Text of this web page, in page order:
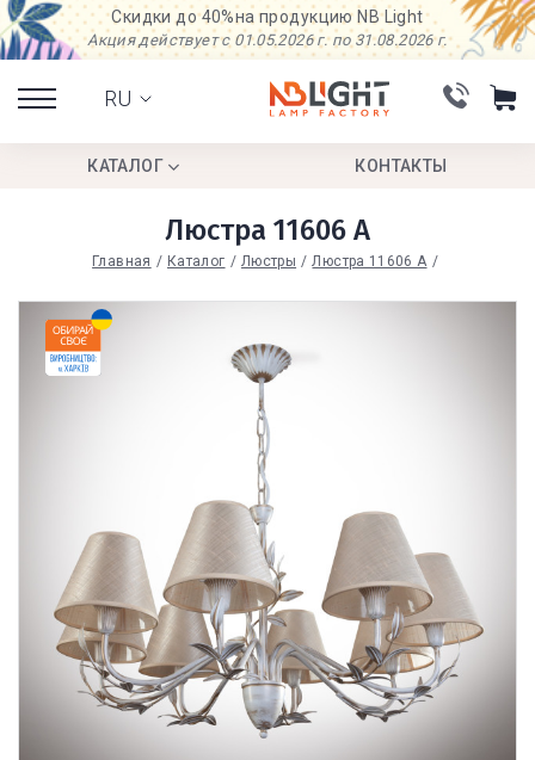
Скидки до 40%на продукцию NB Light
Акция действует с 01.05.2026 г. по 31.08.2026 г.
RU
КАТАЛОГ КОНТАКТЫ
Люстра 11606 А
Главная Каталог Люстры Люстра 11606 А